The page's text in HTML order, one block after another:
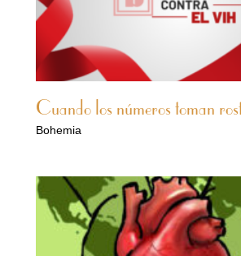
Cuando los números toman
Bohemia